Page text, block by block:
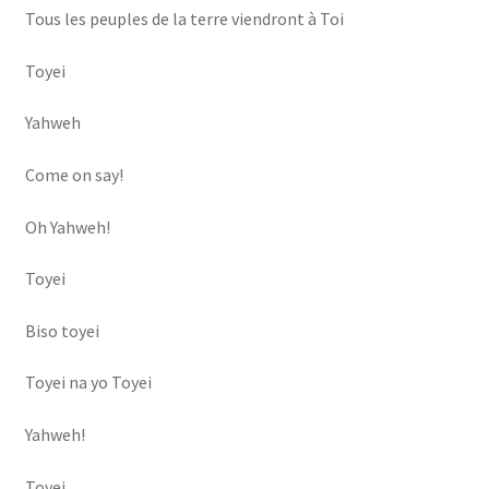
Tous les peuples de la terre viendront à Toi
Toyei
Yahweh
Come on say!
Oh Yahweh!
Toyei
Biso toyei
Toyei na yo Toyei
Yahweh!